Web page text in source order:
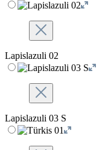
Lapislazuli 02
Lapislazuli 03 S